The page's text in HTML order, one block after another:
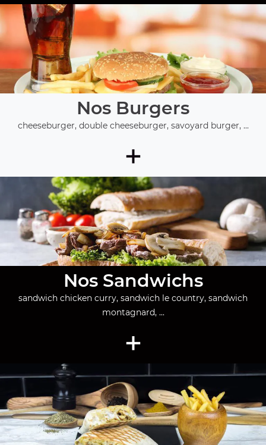
Nos Burgers
cheeseburger, double cheeseburger, savoyard burger, ...
+
Nos Sandwichs
sandwich chicken curry, sandwich le country, sandwich
montagnard, ...
+